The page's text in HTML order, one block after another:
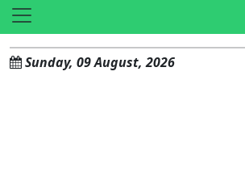
Sunday, 09 August, 2026